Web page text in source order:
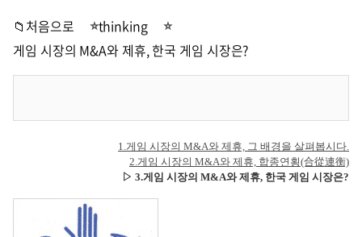
📁처음으로
thinking
게임 시장의 M&A와 제휴, 한국 게임 시장은?
1.게임 시장의 M&A와 제휴, 그 배경을 살펴봅시다.
2. 게임 시장의 M&A와 제휴, 합종연횡(合從連衡)
▷ 3.게임 시장의 M&A와 제휴, 한국 게임 시장은?